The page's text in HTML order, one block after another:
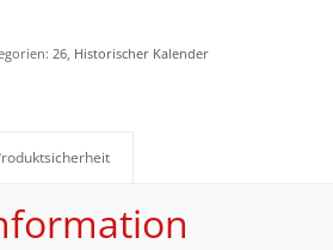
26 Historischer Kalender